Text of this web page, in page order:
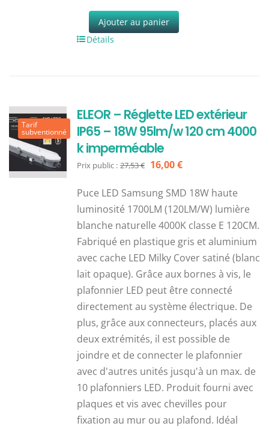
Ajouter au panier
Détails
Tarif
subventionné
ELEOR – Réglette LED extérieur
IP65 – 18W 95lm/w 120 cm 4000
k imperméable
Prix public : 27,53€ Le
initial
était :
27,53 €.
16,00€Le
actuel
est :
16,00 €.
Puce LED Samsung SMD 18W haute
luminosité 1700LM (120LM/W) lumière
blanche naturelle 4000K classe E 120CM.
Fabriqué en plastique gris et aluminium
avec cache LED Milky Cover satiné (blanc
lait opaque). Grâce aux bornes à vis, le
plafonnier LED peut être connecté
directement au système électrique. De
plus, grâce aux connecteurs, placés aux
deux extrémités, il est possible de
joindre et de connecter le plafonnier
avec d'autres unités jusqu'à un max. de
10 plafonniers LED. Produit fourni avec
plaques et vis avec chevilles pour
fixation au mur ou au plafond. Idéal